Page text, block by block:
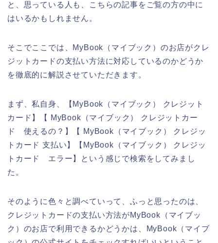
と、思っている人も、こちらの記事をご覧の方の中に
はいるかもしれません。
そこでここでは、MyBook（マイブック）のお店がクレ
ジットカードの支払い方法に対応しているのかどうか
を徹底的に解説させていただきます。
まず、私自身、【MyBook（マイブック） クレジット
カード】【 MyBook（マイブック） クレジットカー
ド 使えるの？】【 MyBook（マイブック） クレジッ
トカード 支払い】【MyBook（マイブック） クレジッ
トカード エラー】という感じで検索をしてみまし
た。
そのように色々と調べていって、ふっと思ったのは、
クレジットカードの支払い方法がMyBook（マイブッ
ク）のお店で利用できるかどうかは、MyBook（マイブ